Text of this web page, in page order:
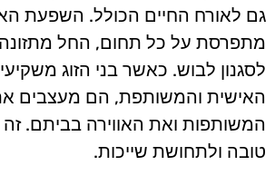
גם לאורח החיים הכולל. השפעת
מתפרסת על כל תחום, החל מתזונה
לסגנון לבוש. כאשר בני הזוג
האישית והמשותפת, הם מעצבים את
המשותפות ואת האווירה בביתם.
טובה ולתחושת שייכות.